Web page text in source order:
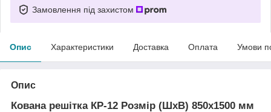
Замовлення під захистом
Опис Характеристики Доставка Оплата Умови
Опис
Кована решітка КР-12 Розмір (ШхВ) 850х1500 мм